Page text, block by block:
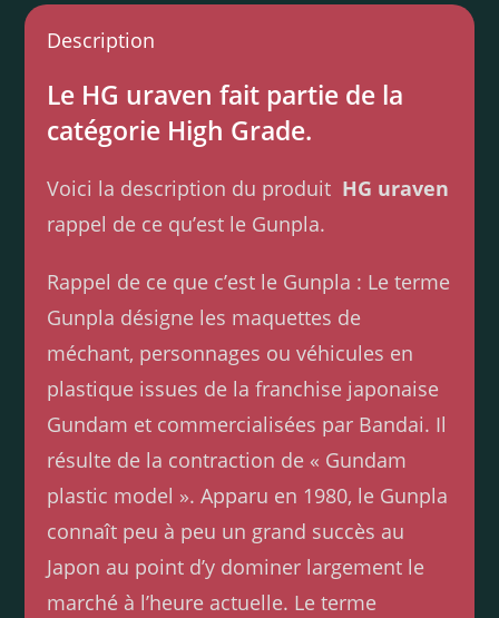
Description
Le HG uraven fait partie de la
catégorie High Grade.
Voici la description du produit HG uraven
rappel de ce qu’est le Gunpla.
Rappel de ce que c’est le Gunpla : Le terme
Gunpla désigne les maquettes de
méchant, personnages ou véhicules en
plastique issues de la franchise japonaise
Gundam et commercialisées par Bandai. Il
résulte de la contraction de « Gundam
plastic model ». Apparu en 1980, le Gunpla
connaît peu à peu un grand succès au
Japon au point d’y dominer largement le
marché à l’heure actuelle. Le terme